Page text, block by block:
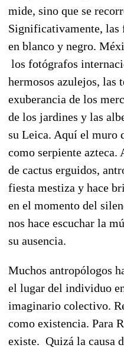
mide, sino que se
Significativamente, las
en blanco y negro.
los fotógrafos
hermosos azulejos, las
exuberancia de los
de los jardines y las
su Leica. Aquí el muro
como serpiente
de cactus erguidos,
fiesta mestiza y hace
en el momento del
nos hace escuchar la
su ausencia.
Muchos antropólogos
el lugar del individuo
imaginario colectivo.
como existencia. Para
existe. Quizá la causa